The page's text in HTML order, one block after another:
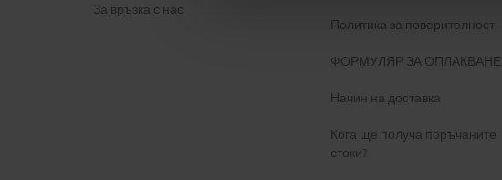
За връзка с нас
Политика за поверителност
ФОРМУЛЯР ЗА ОПЛАКВАНЕ
Начин на доставка
Кога ще получа поръчаните
стоки?